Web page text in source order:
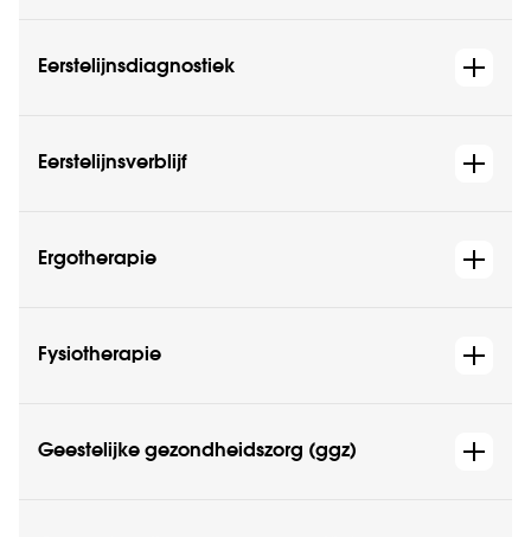
Eerstelijnsdiagnostiek
Eerstelijnsverblijf
Ergotherapie
Fysiotherapie
Geestelijke gezondheidszorg (ggz)